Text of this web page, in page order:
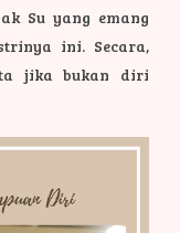
Su yang emang
ini. Secara,
jika bukan diri